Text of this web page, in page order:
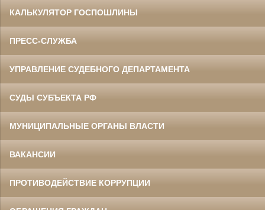
КАЛЬКУЛЯТОР ГОСПОШЛИНЫ
ПРЕСС-СЛУЖБА
УПРАВЛЕНИЕ СУДЕБНОГО ДЕПАРТАМЕНТА
СУДЫ СУБЪЕКТА РФ
МУНИЦИПАЛЬНЫЕ ОРГАНЫ ВЛАСТИ
ВАКАНСИИ
ПРОТИВОДЕЙСТВИЕ КОРРУПЦИИ